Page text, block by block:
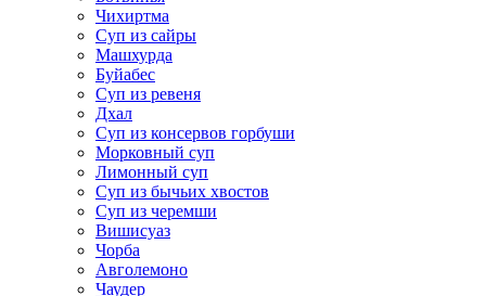
Чихиртма
Суп из сайры
Машхурда
Буйабес
Суп из ревеня
Дхал
Суп из консервов горбуши
Морковный суп
Лимонный суп
Суп из бычьих хвостов
Суп из черемши
Вишисуаз
Чорба
Авголемоно
Чаудер